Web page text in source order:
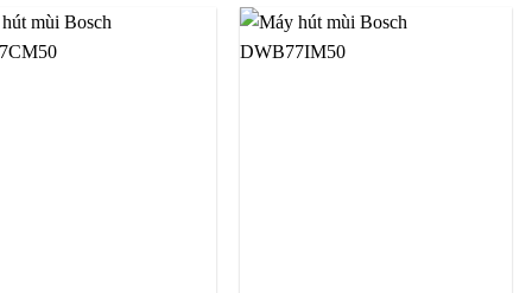
23.400.000₫.